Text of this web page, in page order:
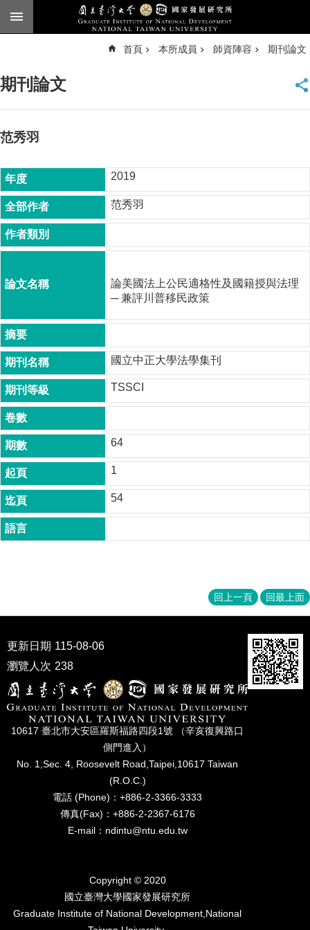
跳到主要內容區塊
臺
頁
公
告
本
所
簡
本
成
員
博
士
班
碩
士
班
在
職
專
班
學
發
展
研
究
期
刊
專
首頁 本所成員 師資陣容 期刊論文
期刊論文
范秀羽
2019
范秀羽
論美國法上公民適格性及國籍授與法理
─ 兼評川普移民政策
國立中正大學法學集刊
TSSCI
64
1
54
回上一頁 回最上面
更新日期 115-08-06
瀏覽人次 238
10617 臺北市⼤安區羅斯福路四段1號 （辛亥復興路⼝
側⾨進入）
No. 1,Sec. 4, Roosevelt Road,Taipei,10617 Taiwan
(R.O.C.)
電話 (Phone)：+886-2-3366-3333
傳真(Fax)：+886-2-2367-6176
E-mail：ndintu@ntu.edu.tw
Copyright © 2020
國立臺灣⼤學國家發展研究所
Graduate Institute of National Development,National